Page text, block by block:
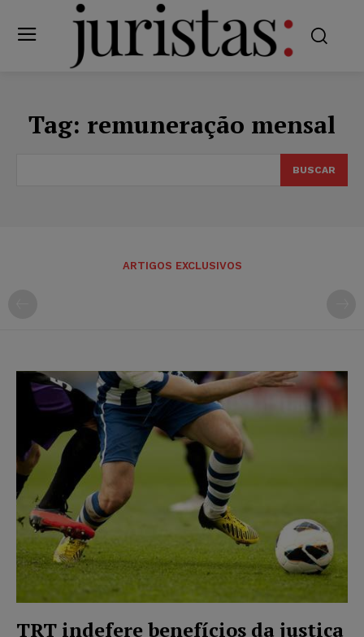
Tag: remuneração mensal
BUSCAR
ARTIGOS EXCLUSIVOS
TRT indefere benefícios da justiça